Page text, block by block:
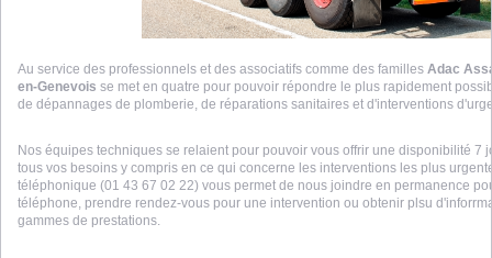
Au service des professionnels et des associatifs comme des familles Adac
en-Genevois se met en quatre pour pouvoir répondre le plus rapidement
de dépannages de plomberie, de réparations sanitaires et d'interventions
Nos équipes techniques se relaient pour pouvoir vous offrir une disponibilité 7
tous vos besoins y compris en ce qui concerne les interventions les plus
téléphonique (01 43 67 02 22) vous permet de nous joindre en permanence
téléphone, prendre rendez-vous pour une intervention ou obtenir plsu
gammes de prestations.